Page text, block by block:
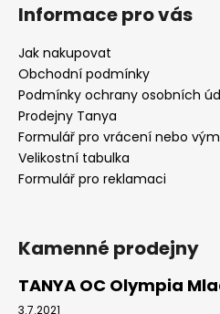
Informace pro vás
Jak nakupovat
Obchodní podmínky
Podmínky ochrany osobních
Prodejny Tanya
Formulář pro vrácení nebo
Velikostní tabulka
Formulář pro reklamaci
Kamenné prodejny
TANYA OC Olympia
3.7.2021